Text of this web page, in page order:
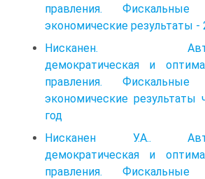
правления.
экономические результаты -
Нисканен.
демократическая и
правления.
экономические результаты
год
Нисканен У.А..
демократическая и
правления.